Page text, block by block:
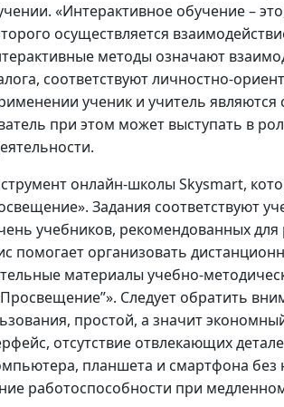
«Интерактивное обучение –
осуществляется
методы означают
соответствуют личностно-
ученик и учитель являются
при этом может выступать в
онлайн-школы Skysmart,
Задания соответствуют
учебников, рекомендованных
помогает организовать
материалы учебно-
Следует обратить
простой, а значит
отсутствие отвлекающих
планшета и смартфона без
работоспособности при